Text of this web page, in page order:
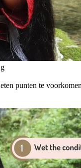
punten te